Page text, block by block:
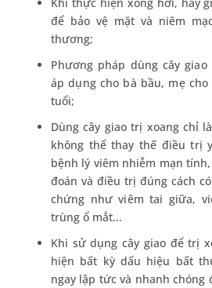
để bảo vệ mặt và niêm
thương;
Phương pháp dùng cây
áp dụng cho bà bầu, mẹ
tuổi;
Dùng cây giao trị xoang chỉ
không thể thay thế điều trị
bệnh lý viêm nhiễm mạn
đoán và điều trị đúng cách
chứng như viêm tai giữa,
trùng ổ mắt...
Khi sử dụng cây giao để trị
hiện bất kỳ dấu hiệu bất
ngay lập tức và nhanh chóng